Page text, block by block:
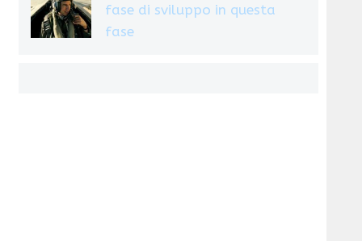
fase di sviluppo in questa
fase